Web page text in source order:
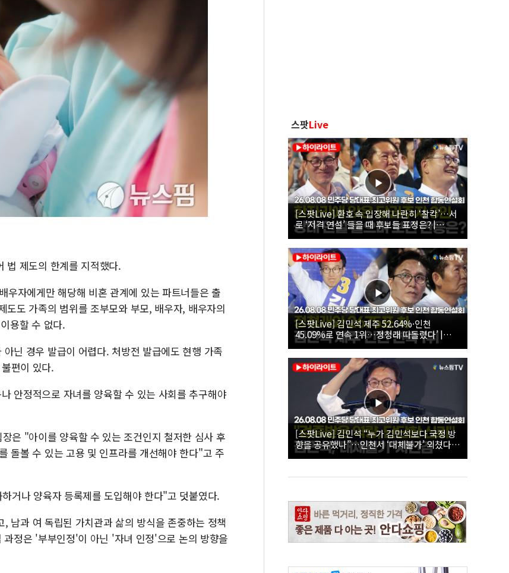
법 제도의 한계를 지적했다.
우자에게만 해당해 비혼 관계에 있는 파트너들은 출
도 가족의 범위를 조부모와 부모, 배우자, 배우자의
용할 수 없다.
닌 경우 발급이 어렵다. 처방전 발급에도 현행 가족
편이 있다.
안정적으로 자녀를 양육할 수 있는 사회를 추구해야
은 "아이를 양육할 수 있는 조건인지 철저한 심사 후
돌볼 수 있는 고용 및 인프라를 개선해야 한다"고 주
거나 양육자 등록제를 도입해야 한다"고 덧붙였다.
남과 여 독립된 가치관과 삶의 방식을 존중하는 정책
정은 '부부인정'이 아닌 '자녀 인정'으로 논의 방향을
스팟Live
[스팟Live] 환호 속 입장해 나란히 ‘찰칵’…서
로 ‘저격 연설’ 들을 때 후보들 표정은? |
26.08.08 더불어민주당 당대표·최고위원 후
보 인천 합동연설회
[스팟Live] 김민석 제주 52.64%·인천
45.09%로 연속 1위…정청래 따돌렸다’ |
26.08.08 더불어민주당 당대표·최고위원 후
보 인천 합동연설회
[스팟Live] 김민석 “누가 김민석보다 국정 방
향을 공유했나”…인천서 ‘대체불가’ 외쳤다 |
26.08.08 더불어민주당 당대표·최고위원 후